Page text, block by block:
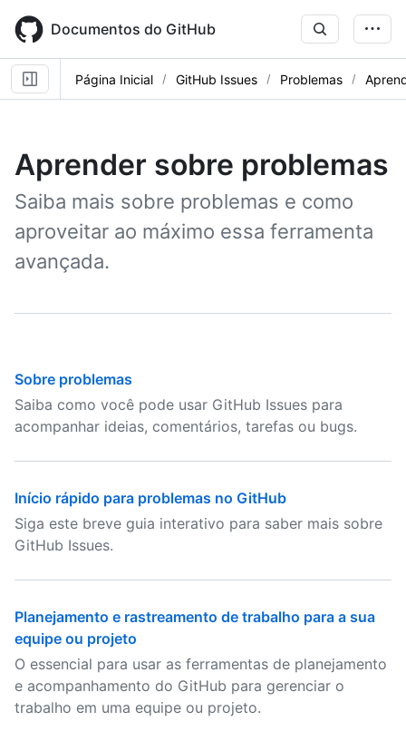
main
content
Documentos do GitHub
Página Inicial GitHub Issues Problemas
Aprender sobre problemas
Saiba mais sobre problemas e como
aproveitar ao máximo essa ferramenta
avançada.
Sobre problemas
Saiba como você pode usar GitHub Issues para
acompanhar ideias, comentários, tarefas ou bugs.
Início rápido para problemas no GitHub
Siga este breve guia interativo para saber mais sobre
GitHub Issues.
Planejamento e rastreamento de trabalho para a sua
equipe ou projeto
O essencial para usar as ferramentas de planejamento
e acompanhamento do GitHub para gerenciar o
trabalho em uma equipe ou projeto.